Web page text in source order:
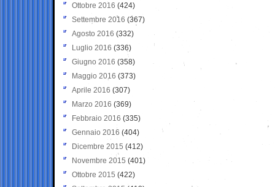
Ottobre 2016 (424)
Settembre 2016 (367)
Agosto 2016 (332)
Luglio 2016 (336)
Giugno 2016 (358)
Maggio 2016 (373)
Aprile 2016 (307)
Marzo 2016 (369)
Febbraio 2016 (335)
Gennaio 2016 (404)
Dicembre 2015 (412)
Novembre 2015 (401)
Ottobre 2015 (422)